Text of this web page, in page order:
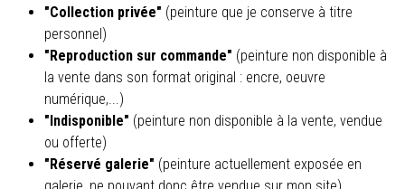
"Collection privée" (peinture que je conserve à titre
personnel)
"Reproduction sur commande" (peinture non disponible à
la vente dans son format original : encre, oeuvre
numérique,...)
"Indisponible" (peinture non disponible à la vente, vendue
ou offerte)
"Réservé galerie" (peinture actuellement exposée en